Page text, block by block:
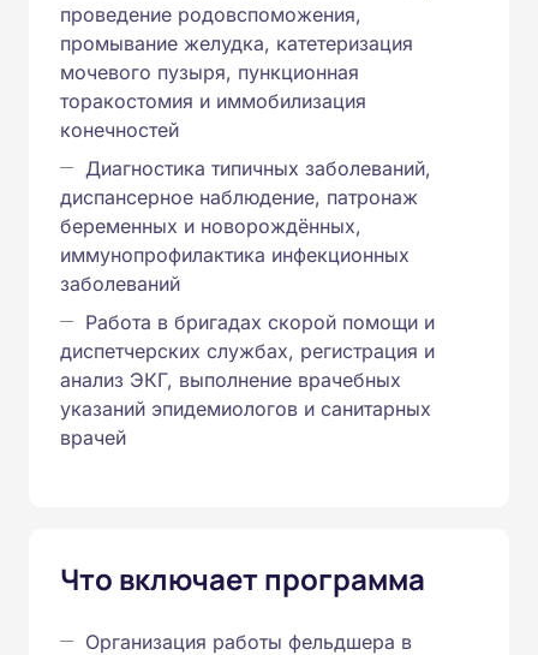
проведение родовспоможения,
промывание желудка, катетеризация
мочевого пузыря, пункционная
торакостомия и иммобилизация
конечностей
Диагностика типичных заболеваний,
диспансерное наблюдение, патронаж
беременных и новорождённых,
иммунопрофилактика инфекционных
заболеваний
Работа в бригадах скорой помощи и
диспетчерских службах, регистрация и
анализ ЭКГ, выполнение врачебных
указаний эпидемиологов и санитарных
врачей
Что включает программа
Организация работы фельдшера в